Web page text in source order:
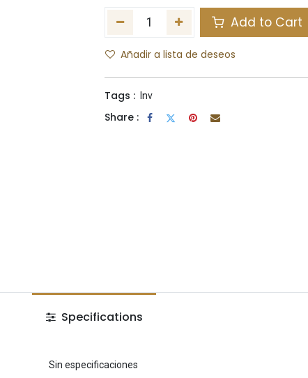
Add to Cart
Añadir a lista de deseos
Tags : Inv
Share :
Specifications
Sin especificaciones